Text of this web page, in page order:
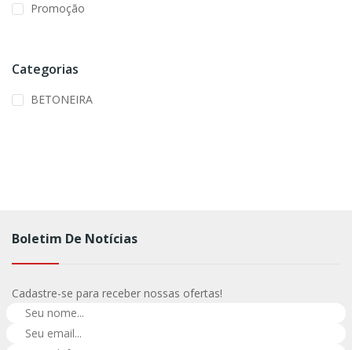
Promoção
Categorias
BETONEIRA
Boletim De Notícias
Cadastre-se para receber nossas ofertas!